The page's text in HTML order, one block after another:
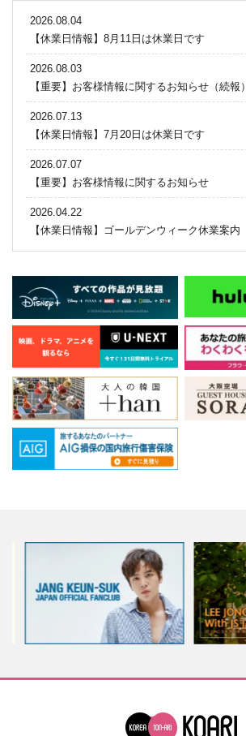
2026.08.04
【休業日情報】8月11日は休業日です
2026.08.03
【重要】お客様情報に関するお知らせ（続報）
2026.07.13
【休業日情報】7月20日は休業日です
2026.07.07
【重要】お客様情報に関するお知らせ
2026.04.22
【休業日情報】ゴールデンウィーク休業案内